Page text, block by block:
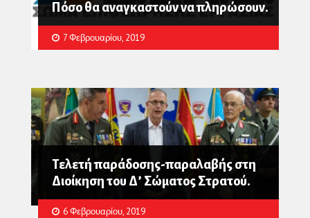
Πόσο θα αναγκαστούν να πληρώσουν.
7 Φεβρουαρίου, 2019
Τελετή παράδοσης-παραλαβής στη
Διοίκηση του Δ’ Σώματος Στρατού.
6 Φεβρουαρίου, 2019